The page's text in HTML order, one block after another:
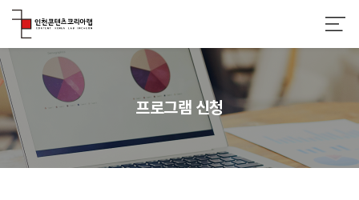
프로그램 신청